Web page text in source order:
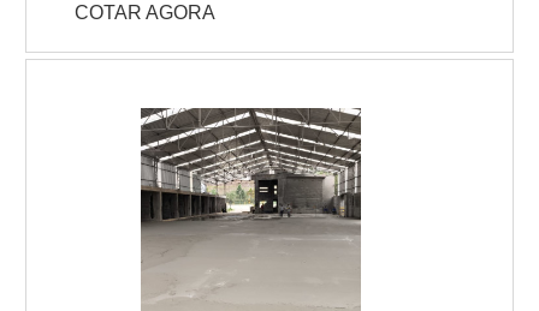
acabamento (polido, float, vassourado,
desempenado, etc.) e corte das juntas. Todo
Concreto tem acompanhamento de engenheiro
civil responsável, que administra as etapas de
execução do piso de acordo com projeto
fornecido pelo cliente. A pavimentação de
Concreto pode ser armada em aço ou com telas
de fiber glass, entre outros aditivos para melhor
desempenho do piso como por exemplo as
COTAR AGORA